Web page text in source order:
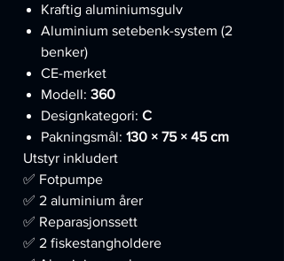
Kraftig aluminiumsgulv
Aluminium setebenk-system (2
benker)
CE-merket
Modell: 360
Designkategori: C
Pakningsmål: 130 × 75 × 45 cm
Utstyr inkludert
✅ Fotpumpe
✅ 2 aluminium årer
✅ Reparasjonssett
✅ 2 fiskestangholdere